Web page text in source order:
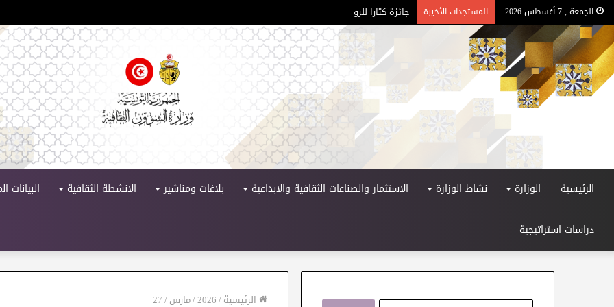
الجمعة , 7 أغسطس 2026 المستجدات الأخيرة جائزة كتارا للرواية العربية – الدورة 11
الرئيسية الوزارة نشاط الوزارة الاستثمار والصناعات الثقافية والابداعية بلاغات ومناشير الانشطة الثقافية البيانات
دراسات استراتيجية
الرئيسية/
2026
/مارس/
27